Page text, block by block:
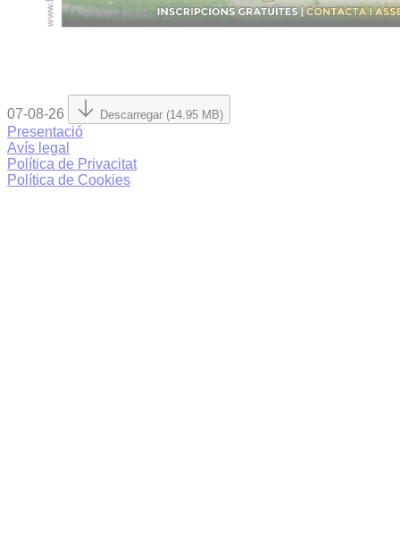
07-08-26 Descarregar (14.95 MB)
Presentació
Avís legal
Política de Privacitat
Política de Cookies